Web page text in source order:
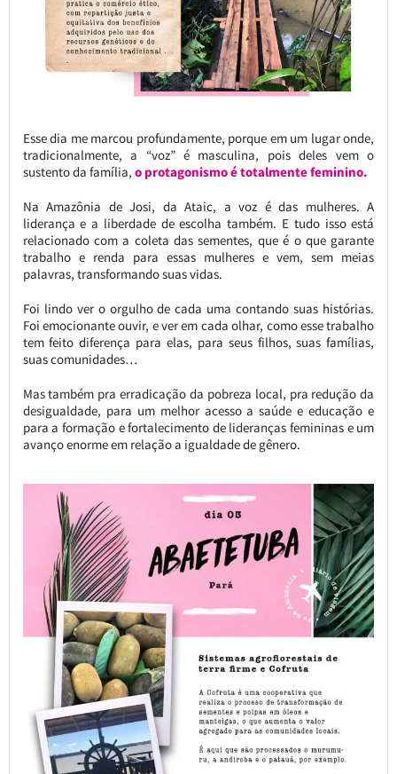
Esse dia me marcou profundamente, porque em um lugar onde,
tradicionalmente, a “voz” é masculina, pois deles vem o
sustento da família, o protagonismo é totalmente feminino.
Na Amazônia de Josi, da Ataic, a voz é das mulheres. A
liderança e a liberdade de escolha também. E tudo isso está
relacionado com a coleta das sementes, que é o que garante
trabalho e renda para essas mulheres e vem, sem meias
palavras, transformando suas vidas.
Foi lindo ver o orgulho de cada uma contando suas histórias.
Foi emocionante ouvir, e ver em cada olhar, como esse trabalho
tem feito diferença para elas, para seus filhos, suas famílias,
suas comunidades…
Mas também pra erradicação da pobreza local, pra redução da
desigualdade, para um melhor acesso a saúde e educação e
para a formação e fortalecimento de lideranças femininas e um
avanço enorme em relação a igualdade de gênero.